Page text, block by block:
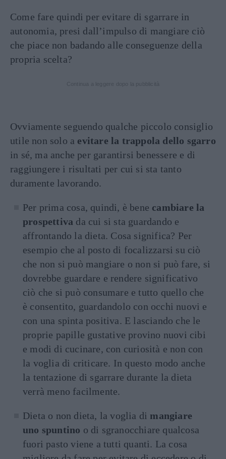
Come fare quindi per evitare di sgarrare in
autonomia, presi dall’impulso di mangiare ciò
che piace non badando alle conseguenze della
propria scelta?
Ovviamente seguendo qualche piccolo consiglio
utile non solo a evitare la trappola dello sgarro
in sé, ma anche per garantirsi benessere e di
raggiungere i risultati per cui si sta tanto
duramente lavorando.
Per prima cosa, quindi, è bene cambiare la
prospettiva da cui si sta guardando e
affrontando la dieta. Cosa significa? Per
esempio che al posto di focalizzarsi su ciò
che non si può mangiare o non si può fare, si
dovrebbe guardare e rendere significativo
ciò che si può consumare e tutto quello che
è consentito, guardandolo con occhi nuovi e
con una spinta positiva. E lasciando che le
proprie papille gustative provino nuovi cibi
e modi di cucinare, con curiosità e non con
la voglia di criticare. In questo modo anche
la tentazione di sgarrare durante la dieta
verrà meno facilmente.
Dieta o non dieta, la voglia di mangiare
uno spuntino o di sgranocchiare qualcosa
fuori pasto viene a tutti quanti. La cosa